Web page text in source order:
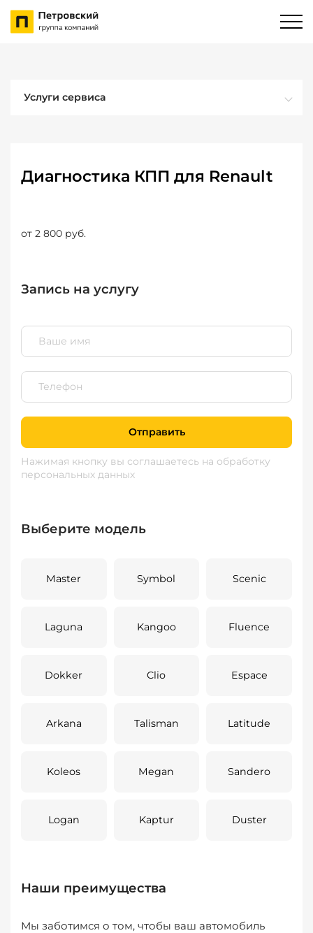
Услуги сервиса
Диагностика КПП для Renault
от 2 800 руб.
Запись на услугу
Отправить
Нажимая кнопку вы соглашаетесь на обработку
персональных данных
Выберите модель
Master Symbol Scenic
Laguna Kangoo Fluence
Dokker Clio Espace
Arkana Talisman Latitude
Koleos Megan Sandero
Logan Kaptur Duster
Наши преимущества
Мы заботимся о том, чтобы ваш автомобиль